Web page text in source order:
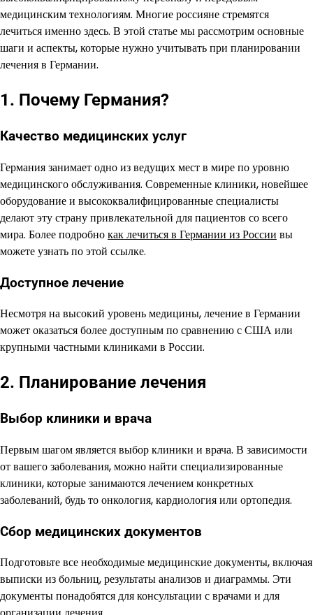
медицинским технологиям. Многие россияне стремятся
лечиться именно здесь. В этой статье мы рассмотрим основные
шаги и аспекты, которые нужно учитывать при планировании
лечения в Германии.
1. Почему Германия?
Качество медицинских услуг
Германия занимает одно из ведущих мест в мире по уровню
медицинского обслуживания. Современные клиники, новейшее
оборудование и высококвалифицированные специалисты
делают эту страну привлекательной для пациентов со всего
мира. Более подробнокак лечиться в Германии из России вы
можете узнать по этой ссылке.
Доступное лечение
Несмотря на высокий уровень медицины, лечение в Германии
может оказаться более доступным по сравнению с США или
крупными частными клиниками в России.
2. Планирование лечения
Выбор клиники и врача
Первым шагом является выбор клиники и врача. В зависимости
от вашего заболевания, можно найти специализированные
клиники, которые занимаются лечением конкретных
заболеваний, будь то онкология, кардиология или ортопедия.
Сбор медицинских документов
Подготовьте все необходимые медицинские документы, включая
выписки из больниц, результаты анализов и диаграммы. Эти
документы понадобятся для консультации с врачами и для